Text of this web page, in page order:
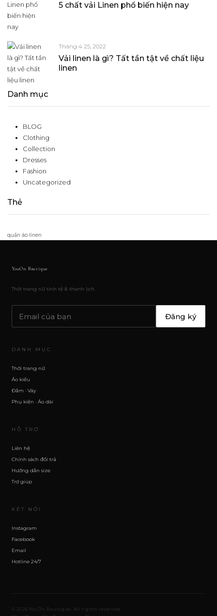
5 chất vải Linen phổ biến hiện nay
Tháng 4 25, 2022
Vải linen là gì? Tất tần tật về chất liệu
linen
Danh mục
BLOG
Clothing
Collection
Dresses
Fashion
Uncategorized
Thẻ
quần áo linen
YouOn Boutique
Thời trang nữ tinh tế & thanh lịch.
Đăng ký
DANH MỤC
Thời trang nữ
Áo kiểu
Đầm · Váy
Phụ kiện · Áo dài
HỖ TRỢ
Liên hệ
Chính sách đổi trả
Hướng dẫn size
Trợ giúp
KẾT NỐI
Instagram
Facebook
Email
Hotline 24/7
© 2026 YouOn Boutique. All rights reserved.